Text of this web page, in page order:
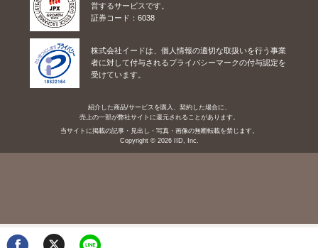
営するサービスです。
証券コード：6038
株式会社イードは、個人情報の適切な取扱いを行う事業
者に対して付与されるプライバシーマークの付与認定を
受けています。
紹介した商品/サービスを購入、契約した場合に、
売上の一部が弊社サイトに還元されることがあります。
当サイトに掲載の記事・見出し・写真・画像の無断転載を禁じます。
Copyright © 2026 IID, Inc.